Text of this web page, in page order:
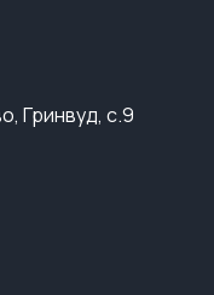
Гринвуд, с.9